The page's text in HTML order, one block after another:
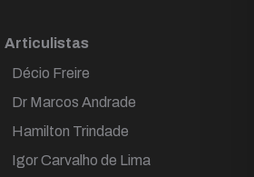
Articulistas
Décio Freire
Dr Marcos Andrade
Hamilton Trindade
Igor Carvalho de Lima